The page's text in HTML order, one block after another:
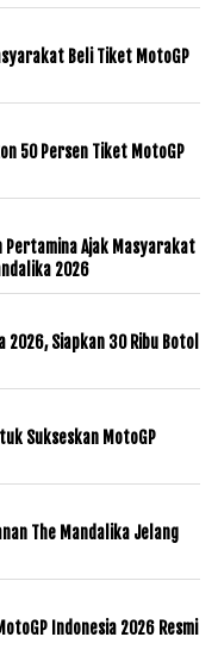
Beli Tiket MotoGP
50 Persen Tiket MotoGP
Pertamina Ajak Masyarakat
2026
2026, Siapkan 30 Ribu Botol
Sukseskan MotoGP
The Mandalika Jelang
Indonesia 2026 Resmi